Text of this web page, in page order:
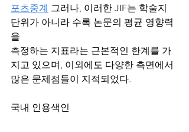
포츠중계 그러나, 이러한 JIF는 학술지
단위가 아니라 수록 논문의 평균 영향력
을
측정하는 지표라는 근본적인 한계를 가
지고 있으며, 이외에도 다양한 측면에서
많은 문제점들이 지적되었다.
국내 인용색인